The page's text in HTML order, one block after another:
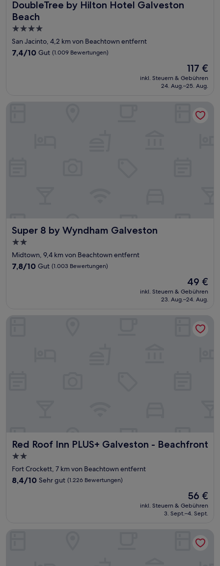
DoubleTree by Hilton Hotel Galveston
Beach
DoubleTree by Hilton Hotel Galveston Beach
4.0-
Sterne-
Unterkunft
San Jacinto, 4,2 km von Beachtown entfernt
7.4
7,4/10 Gut (1.009 Bewertungen)
Der
Preis
beträgt
117 €
inkl. Steuern & Gebühren
24. Aug.–25. Aug.
Super 8 by Wyndham Galveston
Super 8 by Wyndham Galveston
2.0-
Sterne-
Unterkunft
Midtown, 9,4 km von Beachtown entfernt
7.8
7,8/10 Gut (1.003 Bewertungen)
Der
Preis
beträgt
49 €
inkl. Steuern & Gebühren
23. Aug.–24. Aug.
Super 8 by Wyndham Galveston
Red Roof Inn PLUS+ Galveston - Beachfront
Red Roof Inn PLUS+ Galveston - Beachfront
2.0-
Sterne-
Unterkunft
Fort Crockett, 7 km von Beachtown entfernt
8.4
Bewertungen)
8,4/10 Sehr gut (1.226 Bewertungen)
Der
Preis
beträgt
56 €
inkl. Steuern & Gebühren
3. Sept.–4. Sept.
The Tremont House, Galveston, a Tribute Portfolio Hotel